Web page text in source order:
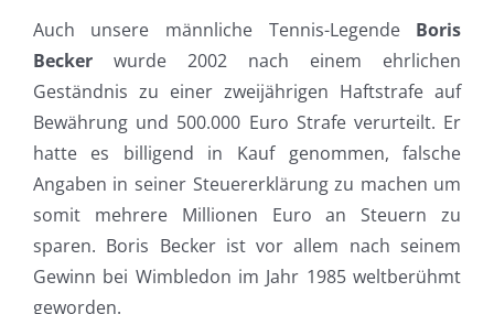
Auch unsere männliche Tennis-Legende Boris
Beckerwurde 2002 nach einem ehrlichen
Geständnis zu einer zweijährigen Haftstrafe auf
Bewährung und 500.000 Euro Strafe verurteilt. Er
hatte es billigend in Kauf genommen, falsche
Angaben in seiner Steuererklärung zu machen um
somit mehrere Millionen Euro an Steuern zu
sparen. Boris Becker ist vor allem nach seinem
Gewinn bei Wimbledon im Jahr 1985 weltberühmt
geworden.